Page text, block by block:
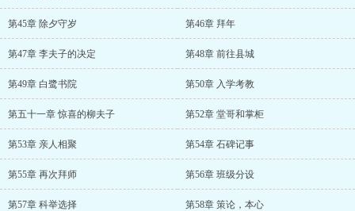
第45章 除夕守岁 第46章 拜年
第47章 李夫子的决定 第48章 前往县城
第49章 白鹭书院 第50章 入学考教
第五十一章 惊喜的柳夫子 第52章 堂哥和掌柜
第53章 亲人相聚 第54章 石碑记事
第55章 再次拜师 第56章 班级分设
第57章 科举选择 第58章 策论，本心